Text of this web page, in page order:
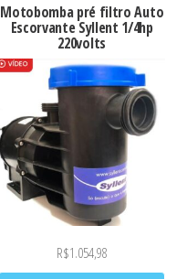
Motobomba pré filtro Auto
Escorvante Syllent 1/4hp
220volts
R$1.054,98